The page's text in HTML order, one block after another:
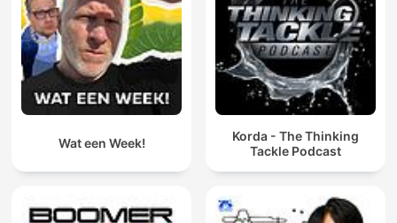
Wat een Week!
Korda - The Thinking
Tackle Podcast